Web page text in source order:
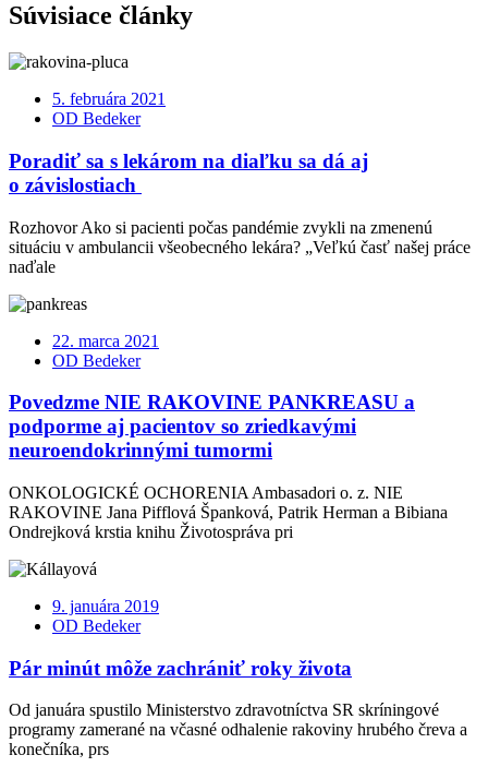
Súvisiace články
5. februára 2021
OD Bedeker
Poradiť sa s lekárom na diaľku sa dá aj
o závislostiach
Rozhovor Ako si pacienti počas pandémie zvykli na zmenenú
situáciu v ambulancii všeobecného lekára? „Veľkú časť našej práce
naďale
22. marca 2021
OD Bedeker
Povedzme NIE RAKOVINE PANKREASU a
podporme aj pacientov so zriedkavými
neuroendokrinnými tumormi
ONKOLOGICKÉ OCHORENIA Ambasadori o. z. NIE
RAKOVINE Jana Pifflová Španková, Patrik Herman a Bibiana
Ondrejková krstia knihu Životospráva pri
9. januára 2019
OD Bedeker
Pár minút môže zachrániť roky života
Od januára spustilo Ministerstvo zdravotníctva SR skríningové
programy zamerané na včasné odhalenie rakoviny hrubého čreva a
konečníka, prs